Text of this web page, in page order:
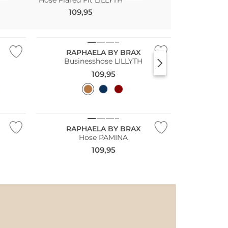
109,95
RAPHAELA BY BRAX
Businesshose LILLYTH
109,95
RAPHAELA BY BRAX
Hose PAMINA
109,95